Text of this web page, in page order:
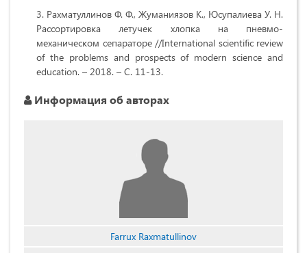
Рахматуллинов Ф. Ф., Жуманиязов К., Юсупалиева У. Н.
Рассортировка летучек хлопка на пневмо-
механическом сепараторе //International scientific review
of the problems and prospects of modern science and
education. – 2018. – С. 11-13.
Информация об авторах
Farrux Raxmatullinov